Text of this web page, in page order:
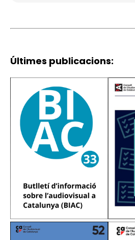
Últimes publicacions:
Imatge
Imatge Imatge